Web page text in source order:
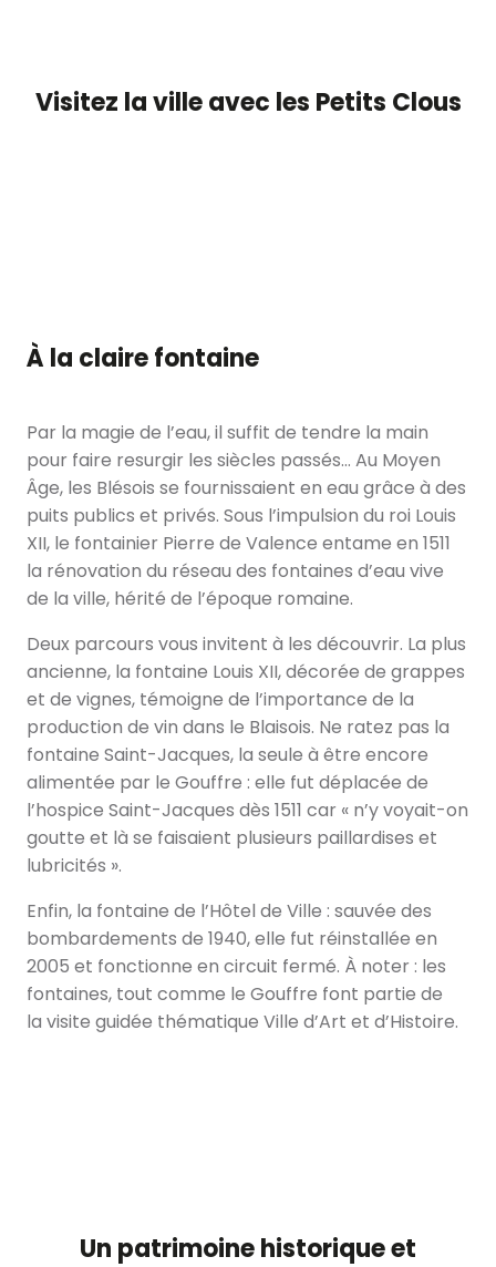
Visitez la ville avec les Petits Clous
À la claire fontaine
Par la magie de l’eau, il suffit de tendre la main
pour faire resurgir les siècles passés… Au Moyen
Âge, les Blésois se fournissaient en eau grâce à des
puits publics et privés. Sous l’impulsion du roi Louis
XII, le fontainier Pierre de Valence entame en 1511
la rénovation du réseau des fontaines d’eau vive
de la ville, hérité de l’époque romaine.
Deux parcours vous invitent à les découvrir. La plus
ancienne, la fontaine Louis XII, décorée de grappes
et de vignes, témoigne de l’importance de la
production de vin dans le Blaisois. Ne ratez pas la
fontaine Saint-Jacques, la seule à être encore
alimentée par le Gouffre : elle fut déplacée de
l’hospice Saint-Jacques dès 1511 car « n’y voyait-on
goutte et là se faisaient plusieurs paillardises et
lubricités ».
Enfin, la fontaine de l’Hôtel de Ville : sauvée des
bombardements de 1940, elle fut réinstallée en
2005 et fonctionne en circuit fermé. À noter : les
fontaines, tout comme le Gouffre font partie de
la visite guidée thématique Ville d’Art et d’Histoire.
Un patrimoine historique et